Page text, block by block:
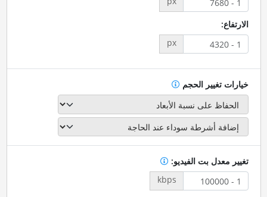
الارتفاع:
px
خيارات تغيير الحجم
تغيير معدل بت الفيديو:
kbps